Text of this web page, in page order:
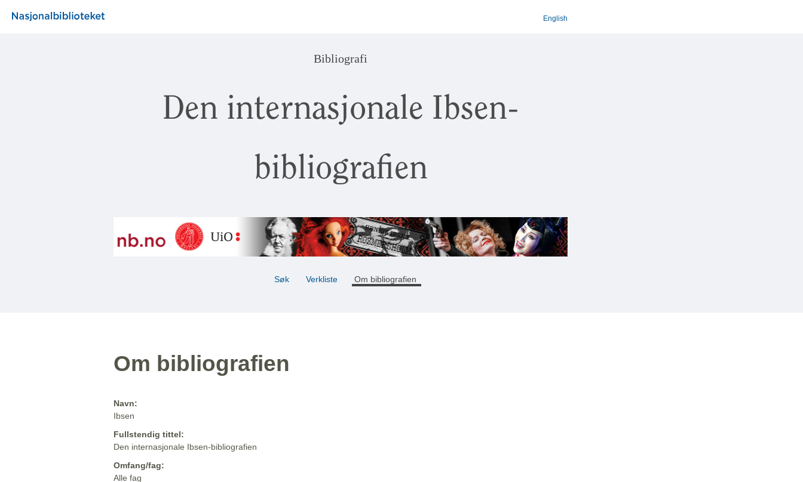
English
Bibliografi
Den internasjonale Ibsen-
bibliografien
Søk Verkliste Om bibliografien
Om bibliografien
Navn:
Ibsen
Fullstendig tittel:
Den internasjonale Ibsen-bibliografien
Omfang/fag:
Alle fag